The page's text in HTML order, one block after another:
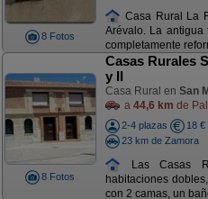
8 Fotos
Casa Rural La
Arévalo. La
completamente
8 Fotos
Casas Rurales
y II
Casa Rural en San
a 44,6 km de
2-4 plazas
18 €
23 km de Zamora
Las Casas
habitaciones
con 2 camas, un